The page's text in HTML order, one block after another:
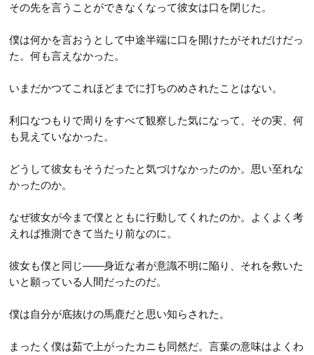
その先を言うことができなくなって彼女は口を閉じた。
僕は何かを言おうとして中途半端に口を開けたがそれだけだっ
た。何も言えなかった。
いまだかつてこれほどまでに打ちのめされたことはない。
利口なつもりで周りをすべて観察した気になって、その実、何
も見えていなかった。
どうして彼女もそうだったと気づけなかったのか。思い至れな
かったのか。
なぜ彼女が今まで僕とともに行動してくれたのか。よくよく考
えれば推測できて当たり前なのに。
彼女も僕と同じ――身近な者が意識不明に陥り、それを救いた
いと願っている人間だったのだ。
僕は自分が底抜けの馬鹿だと思い知らされた。
まったく僕は茹で上がったカニも同然だ。言葉の意味はよくわ